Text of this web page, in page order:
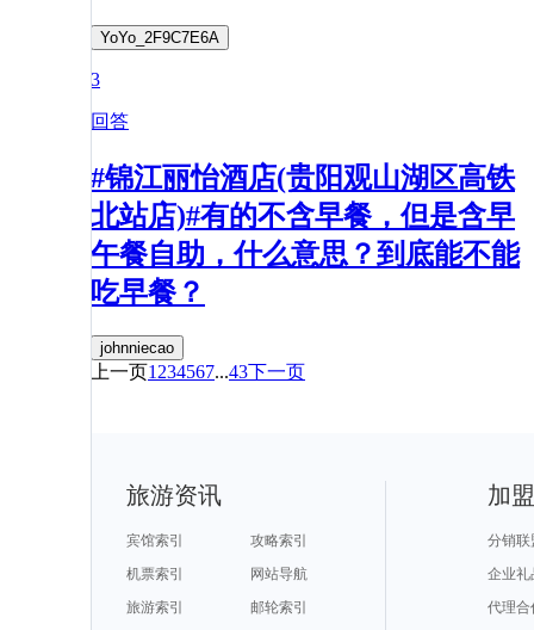
YoYo_2F9C7E6A
3
回答
#锦江丽怡酒店(贵阳观山湖区高铁
北站店)#有的不含早餐，但是含早
午餐自助，什么意思？到底能不能
吃早餐？
johnniecao
上一页1 234567...43下一页
旅游资讯
宾馆索引
攻略索引
机票索引
网站导航
旅游索引
邮轮索引
加
分销联
企业礼
代理合